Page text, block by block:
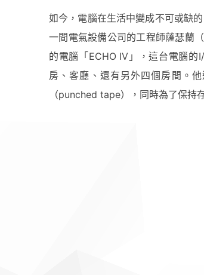
如今，電腦在生活中變成不可或缺
一間電氣設備公司的工程師薩瑟蘭
的電腦「ECHO IV」，這台電腦
房、客廳、還有另外四個房間。
（punched tape），同時為了保持